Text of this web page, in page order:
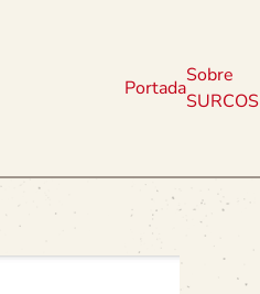
Portada
Sobre
SURCOS